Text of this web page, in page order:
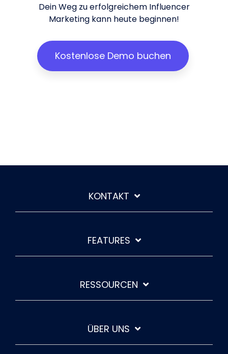
Dein Weg zu erfolgreichem Influencer
Marketing kann heute beginnen!
Kostenlose Demo buchen
KONTAKT
FEATURES
RESSOURCEN
ÜBER UNS